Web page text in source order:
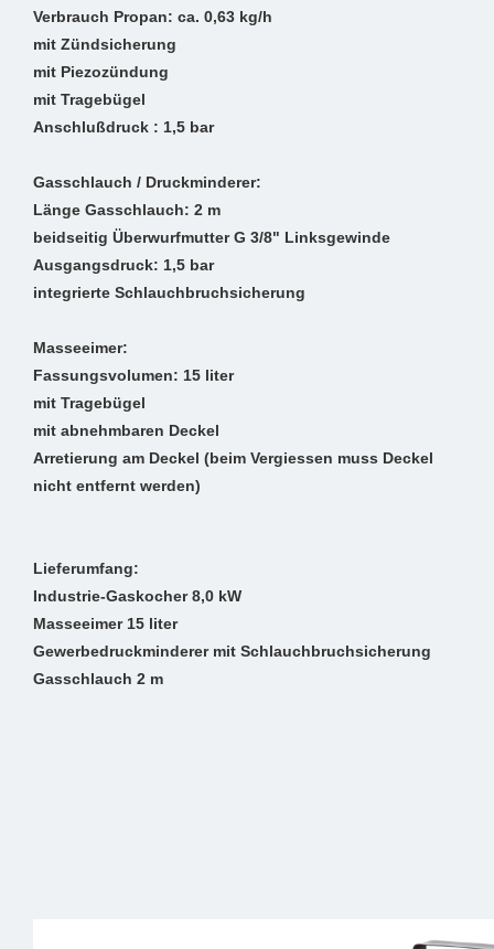
Verbrauch Propan: ca. 0,63 kg/h
mit Zündsicherung
mit Piezozündung
mit Tragebügel
Anschlußdruck : 1,5 bar
Gasschlauch / Druckminderer:
Länge Gasschlauch: 2 m
beidseitig Überwurfmutter G 3/8" Linksgewinde
Ausgangsdruck: 1,5 bar
integrierte Schlauchbruchsicherung
Masseeimer:
Fassungsvolumen: 15 liter
mit Tragebügel
mit abnehmbaren Deckel
Arretierung am Deckel (beim Vergiessen muss Deckel
nicht entfernt werden)
Lieferumfang:
Industrie-Gaskocher 8,0 kW
Masseeimer 15 liter
Gewerbedruckminderer mit Schlauchbruchsicherung
Gasschlauch 2 m